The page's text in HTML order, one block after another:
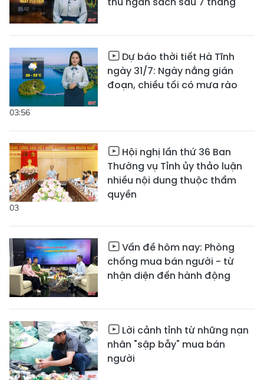
03:56
Dự báo thời tiết Hà Tĩnh
ngày 31/7: Ngày nắng gián
đoạn, chiều tối có mưa rào
03
Hội nghị lần thứ 36 Ban
Thường vụ Tỉnh ủy thảo luận
nhiều nội dung thuộc thẩm
quyền
Vấn đề hôm nay: Phòng
chống mua bán người - từ
nhận diện đến hành động
Lời cảnh tỉnh từ những nạn
nhân "sập bẫy" mua bán
người